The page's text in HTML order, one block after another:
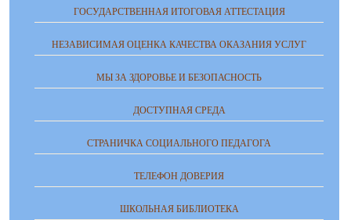
ГОСУДАРСТВЕННАЯ ИТОГОВАЯ АТТЕСТАЦИЯ
НЕЗАВИСИМАЯ ОЦЕНКА КАЧЕСТВА ОКАЗАНИЯ УСЛУГ
МЫ ЗА ЗДОРОВЬЕ И БЕЗОПАСНОСТЬ
ДОСТУПНАЯ СРЕДА
СТРАНИЧКА СОЦИАЛЬНОГО ПЕДАГОГА
ТЕЛЕФОН ДОВЕРИЯ
ШКОЛЬНАЯ БИБЛИОТЕКА